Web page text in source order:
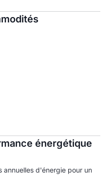
énergétique
annuelles d'énergie pour un